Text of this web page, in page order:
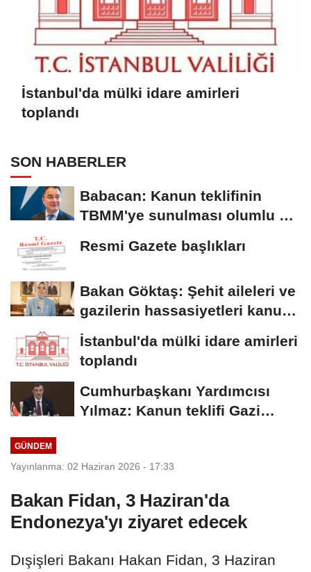
İstanbul'da mülki idare amirleri
toplandı
SON HABERLER
Babacan: Kanun teklifinin
TBMM'ye sunulması olumlu bir
Resmi Gazete başlıkları
Bakan Göktaş: Şehit aileleri ve
gazilerin hassasiyetleri kanun
teklifinde...
İstanbul'da mülki idare amirleri
toplandı
Cumhurbaşkanı Yardımcısı
Yılmaz: Kanun teklifi Gazi
GÜNDEM
Yayınlanma: 02 Haziran 2026 - 17:33
Bakan Fidan, 3 Haziran'da
Endonezya'yı ziyaret edecek
Dışişleri Bakanı Hakan Fidan, 3 Haziran